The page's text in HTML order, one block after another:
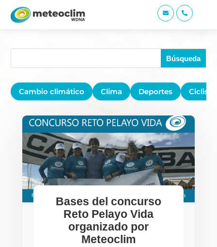
 
Cambio climático Clima Deportes
Bases del concurso
Reto Pelayo Vida
organizado por
Meteoclim